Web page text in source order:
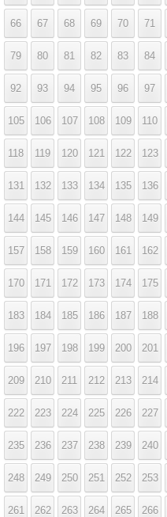
66 67 68 69 70 71
79 80 81 82 83 84
92 93 94 95 96 97
105 106 107 108 109 110
118 119 120 121 122 123
131 132 133 134 135 136
144 145 146 147 148 149
157 158 159 160 161 162
170 171 172 173 174 175
183 184 185 186 187 188
196 197 198 199 200 201
209 210 211 212 213 214
222 223 224 225 226 227
235 236 237 238 239 240
248 249 250 251 252 253
261 262 263 264 265 266